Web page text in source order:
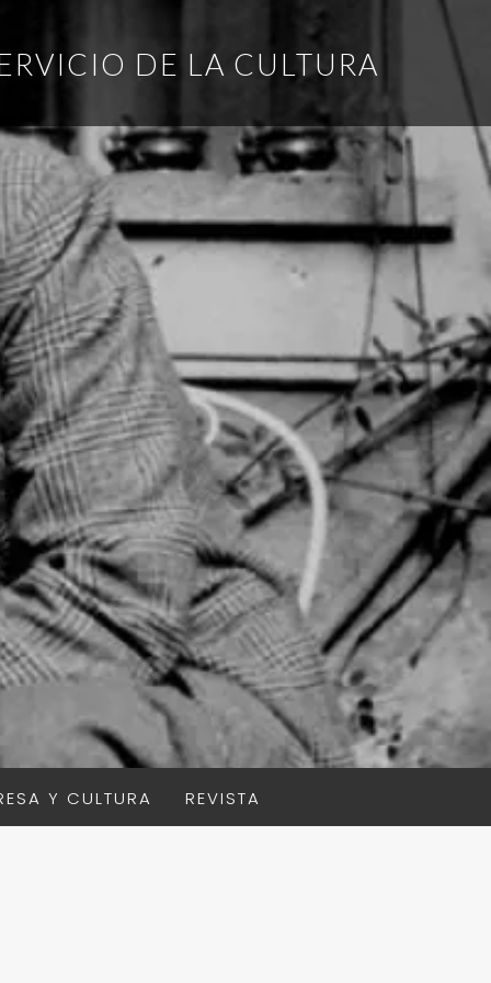
DE LA CULTURA
Y CULTURA REVISTA